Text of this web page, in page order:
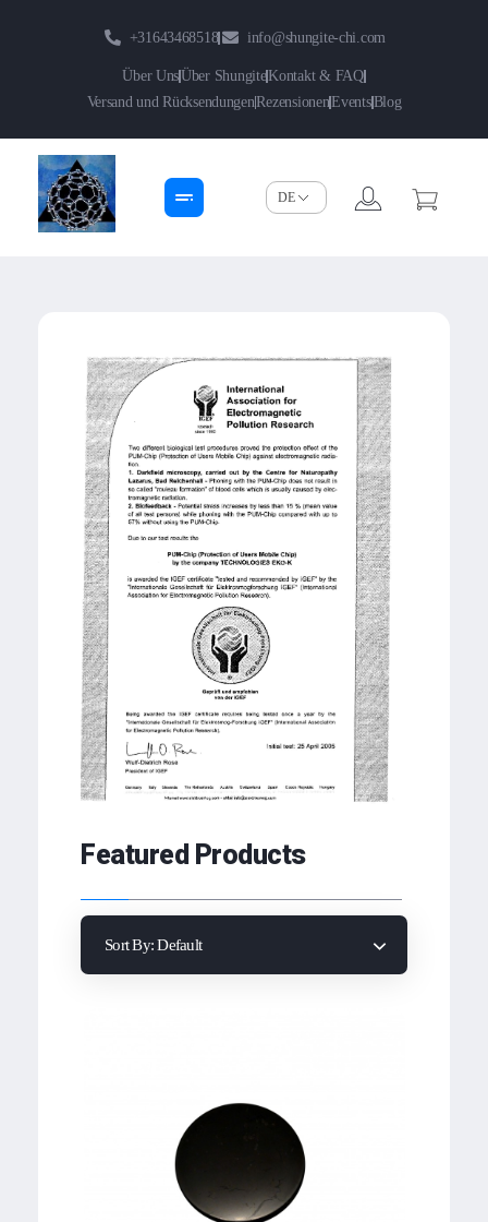
+31643468518 info@shungite-chi.com
Über UnsÜber ShungiteKontakt & FAQ
Versand und RücksendungenRezensionenEventsBlog
Featured Products
Sort By:Default